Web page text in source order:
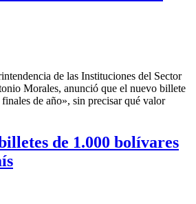
de las Instituciones del Sector
Morales, anunció que el nuevo billete
de año», sin precisar qué valor
de 1.000 bolívares